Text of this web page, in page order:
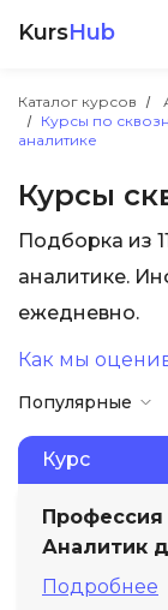
KursHub
Каталог курсов
Курсы по
аналитике
Курсы
Подборка из
аналитике.
ежедневно.
Как мы
Популярные
Курс
Профессия
Аналитик
Подробнее
Дизайн